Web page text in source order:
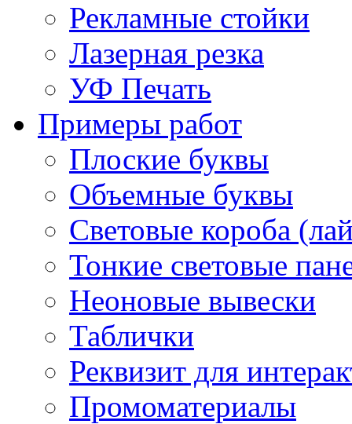
Рекламные стойки
Лазерная резка
УФ Печать
Примеры работ
Плоские буквы
Объемные буквы
Световые короба
Тонкие световые
Неоновые вывески
Таблички
Реквизит для
Промоматериалы